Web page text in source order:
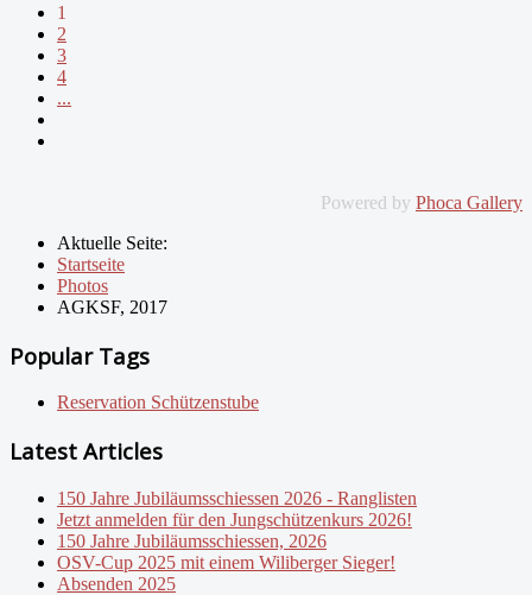
1
2
3
4
...
Powered by Phoca Gallery
Aktuelle Seite:
Startseite
Photos
AGKSF, 2017
Popular Tags
Reservation Schützenstube
Latest Articles
150 Jahre Jubiläumsschiessen 2026 - Ranglisten
Jetzt anmelden für den Jungschützenkurs 2026!
150 Jahre Jubiläumsschiessen, 2026
OSV-Cup 2025 mit einem Wiliberger Sieger!
Absenden 2025